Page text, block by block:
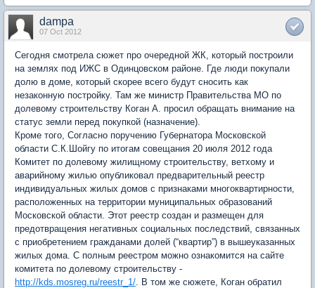
dampa
07 Oct 2012
Сегодня смотрела сюжет про очередной ЖК, который построили
на землях под ИЖС в Одинцовском районе. Где люди покупали
долю в доме, который скорее всего будут сносить как
незаконную постройку. Там же министр Правительства МО по
долевому строительству Коган А. просил обращать внимание на
статус земли перед покупкой (назначение).
Кроме того, Согласно поручению Губернатора Московской
области С.К.Шойгу по итогам совещания 20 июля 2012 года
Комитет по долевому жилищному строительству, ветхому и
аварийному жилью опубликовал предварительный реестр
индивидуальных жилых домов с признаками многоквартирности,
расположенных на территории муниципальных образований
Московской области. Этот реестр создан и размещен для
предотвращения негативных социальных последствий, связанных
с приобретением гражданами долей (“квартир”) в вышеуказанных
жилых дома. С полным реестром можно ознакомится на сайте
комитета по долевому строительству -
http://kds.mosreg.ru/reestr_1/ . В том же сюжете, Коган обратил